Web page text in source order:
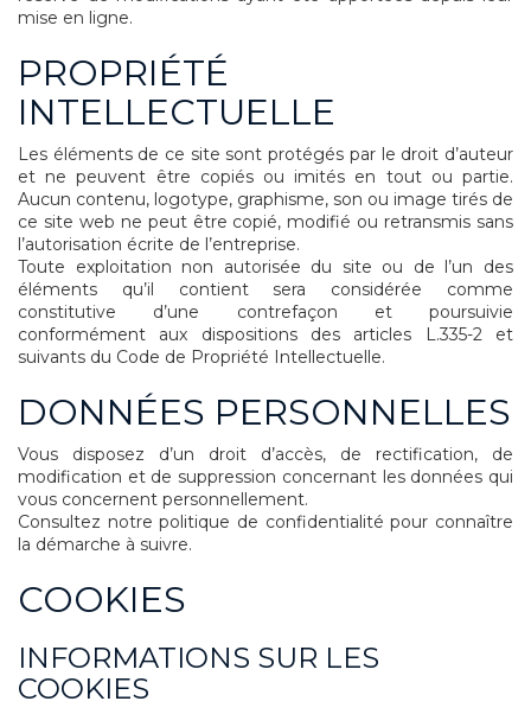
mise en ligne.
PROPRIÉTÉ
INTELLECTUELLE
Les éléments de ce site sont protégés par le droit d’auteur
et ne peuvent être copiés ou imités en tout ou partie.
Aucun contenu, logotype, graphisme, son ou image tirés de
ce site web ne peut être copié, modifié ou retransmis sans
l’autorisation écrite de l’entreprise.
Toute exploitation non autorisée du site ou de l’un des
éléments qu’il contient sera considérée comme
constitutive d’une contrefaçon et poursuivie
conformément aux dispositions des articles L.335-2 et
suivants du Code de Propriété Intellectuelle.
DONNÉES PERSONNELLES
Vous disposez d’un droit d’accès, de rectification, de
modification et de suppression concernant les données qui
vous concernent personnellement.
Consultez notre politique de confidentialité pour connaître
la démarche à suivre.
COOKIES
INFORMATIONS SUR LES
COOKIES